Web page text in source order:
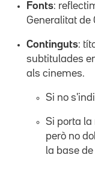
Fonts:
Generalitat de
Continguts:
subtitulades
als cinemes.
Si no
Si porta la
però no
la base